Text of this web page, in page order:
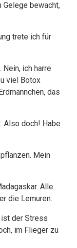
Gelege bewacht,
trete ich für
ich harre
viel Botox
das
Also doch! Habe
Mein
Alle
die Lemuren.
ist der Stress
im Flieger zu